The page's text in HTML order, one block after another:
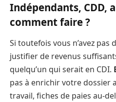
Indépendants, CDD,
comment faire ?
Si toutefois vous n’avez pas
justifier de revenus
quelqu’un qui serait en CDI.
pas à enrichir votre dossier
travail, fiches de paies au-